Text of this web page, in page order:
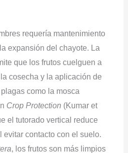
requería mantenimiento
expansión del chayote. La
que los frutos cuelguen a
cosecha y la aplicación de
como la mosca
Crop Protection (Kumar et
el tutorado vertical reduce
evitar contacto con el suelo.
, los frutos son más limpios